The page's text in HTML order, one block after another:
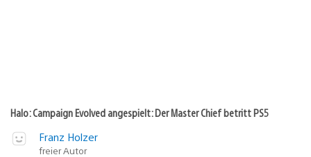
Halo: Campaign Evolved angespielt: Der Master Chief betritt PS5
Franz Holzer
freier Autor